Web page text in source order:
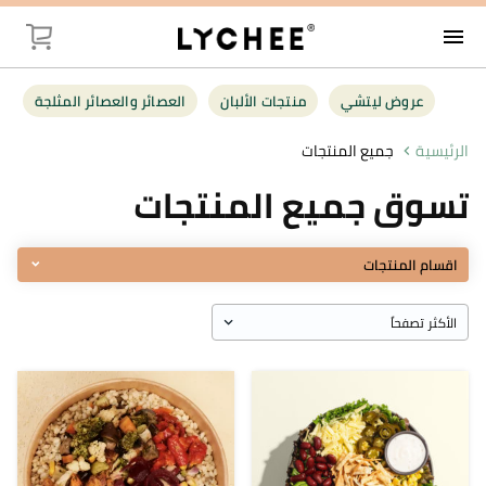
menu
العصائر
أغذية
عروض ليتشي منتجات الألبان العصائر والعصائر المثلجة
الرئيسية جميع المنتجات
تسوق جميع المنتجات
اقسام المنتجات